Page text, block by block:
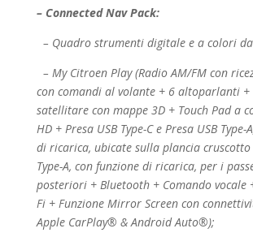
– Connected Nav Pack:
– Quadro strumenti digitale e a colori
– My Citroen Play (Radio AM/FM con
con comandi al volante + 6 altoparlanti +
satellitare con mappe 3D + Touch Pad a
HD + Presa USB Type-C ePresa USB Type-
di ricarica, ubicate sulla plancia cruscotto
Type-A, con funzione di ricarica, per i
posteriori + Bluetooth + Comando vocale
Fi + Funzione Mirror Screen con
Apple CarPlay® & AndroidAuto®);